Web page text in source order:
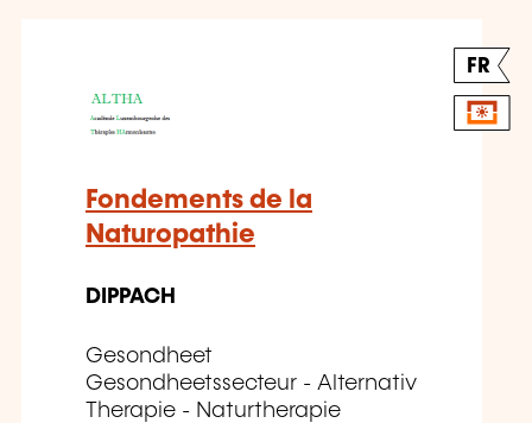
FR
Fondements de la
Naturopathie
DIPPACH
Gesondheet
Gesondheetssecteur - Alternativ
Therapie - Naturtherapie